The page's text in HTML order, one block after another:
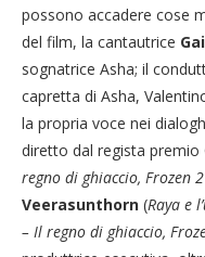
possono accadere cose
del film, la cantautrice
sognatrice Asha; il
capretta di Asha,
la propria voce nei
diretto dal regista premio
regno di ghiaccio, Frozen
Veerasunthorn (Raya e
– Il regno di ghiaccio,